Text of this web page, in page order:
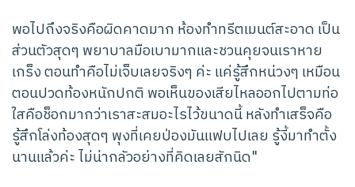
พอไปถึงจริงคือผิดคาดมาก ห้องทำทรีตเมนต์สะอาด เป็น
ส่วนตัวสุดๆ พยาบาลมือเบามากและชวนคุยจนเราหาย
เกร็ง ตอนทำคือไม่เจ็บเลยจริงๆ ค่ะ แค่รู้สึกหน่วงๆ เหมือน
ตอนปวดท้องหนักปกติ พอเห็นของเสียไหลออกไปตามท่อ
ใสคือช็อกมากว่าเราสะสมอะไรไว้ขนาดนี้ หลังทำเสร็จคือ
รู้สึกโล่งท้องสุดๆ พุงที่เคยป่องมันแฟบไปเลย รู้งี้มาทำตั้ง
นานแล้วค่ะ ไม่น่ากลัวอย่างที่คิดเลยสักนิด"